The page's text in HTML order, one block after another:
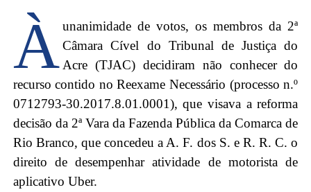
À unanimidade de votos, os membros da 2ª
Câmara Cível do Tribunal de Justiça do
Acre (TJAC) decidiram não conhecer do
recurso contido no Reexame Necessário (processo n.º
0712793-30.2017.8.01.0001), que visava a reforma
decisão da 2ª Vara da Fazenda Pública da Comarca de
Rio Branco, que concedeu a A. F. dos S. e R. R. C. o
direito de desempenhar atividade de motorista de
aplicativo Uber.